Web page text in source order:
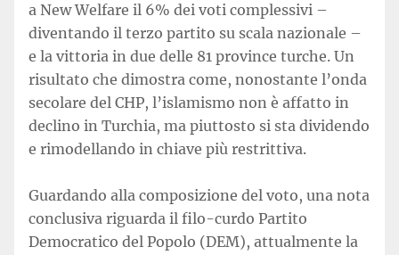
a New Welfare il 6% dei voti complessivi –
diventando il terzo partito su scala nazionale –
e la vittoria in due delle 81 province turche. Un
risultato che dimostra come, nonostante l’onda
secolare del CHP, l’islamismo non è affatto in
declino in Turchia, ma piuttosto si sta dividendo
e rimodellando in chiave più restrittiva.
Guardando alla composizione del voto, una nota
conclusiva riguarda il filo-curdo Partito
Democratico del Popolo (DEM), attualmente la